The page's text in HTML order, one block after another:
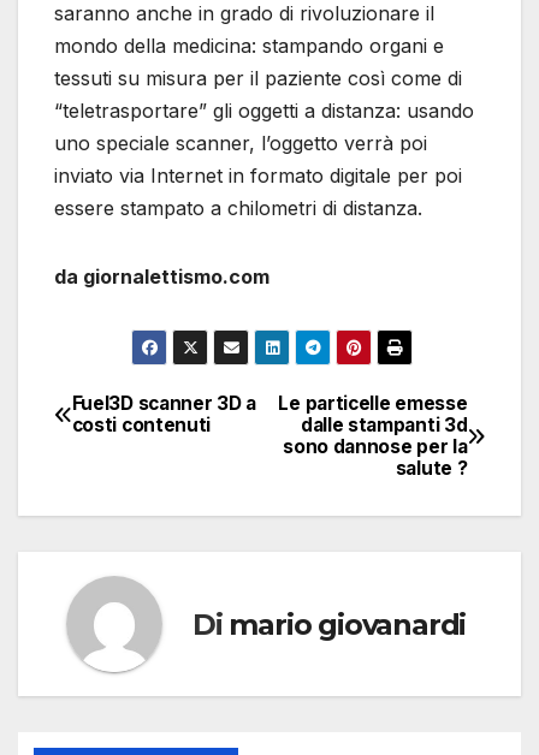
saranno anche in grado di rivoluzionare il
mondo della medicina: stampando organi e
tessuti su misura per il paziente così come di
“teletrasportare” gli oggetti a distanza: usando
uno speciale scanner, l’oggetto verrà poi
inviato via Internet in formato digitale per poi
essere stampato a chilometri di distanza.
da giornalettismo.com
Navigazione
Le particelle emesse
dalle stampanti 3d
sono dannose per la
salute ?
Fuel3D scanner 3D a
costi contenuti
Di mario giovanardi